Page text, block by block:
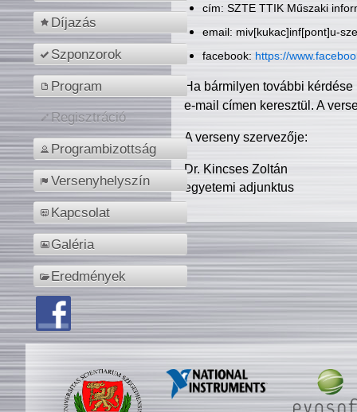
Díjazás
Szponzorok
Program
Regisztráció
Programbizottság
Versenyhelyszín
Kapcsolat
Galéria
Eredmények
cím: SZTE TTIK Műszaki
email: miv[kukac]inf[pont]u-
facebook: https://
Ha bármilyen további
e-mail címen keresztül. A
A verseny szervezője:
Dr. Kincses Zoltán
egyetemi adjunktus